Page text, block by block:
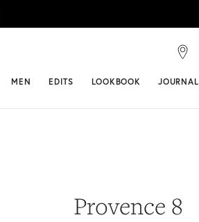
MEN EDITS LOOKBOOK JOURNAL
Provence 8